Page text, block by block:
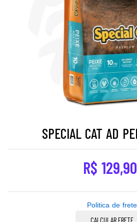
SPECIAL CAT AD
R$ 129,90
Politica de frete
CALCULAR FRETE